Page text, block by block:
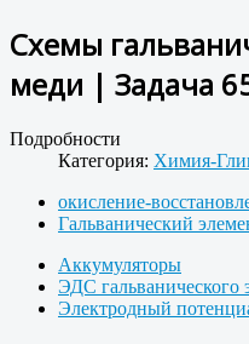
Схемы
меди | Задача
Подробности
Категория: Химия-
окисление-
Гальванический
Аккумуляторы
ЭДС гальванического
Электродный